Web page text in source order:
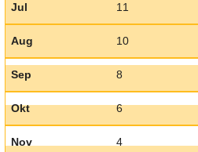
Jul 11
Aug 10
Sep 8
Okt 6
Nov 4